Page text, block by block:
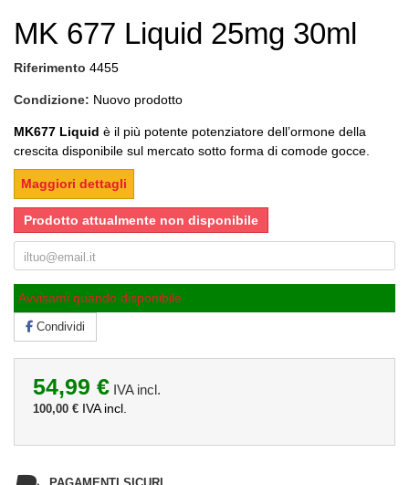
MK 677 Liquid 25mg 30ml
Riferimento 4455
Condizione: Nuovo prodotto
MK677 Liquid è il più potente potenziatore dell’ormone della
crescita disponibile sul mercato sotto forma di comode gocce.
Maggiori dettagli
Prodotto attualmente non disponibile
Avvisami quando disponibile
Condividi
54,99 € IVA incl.
100,00 € IVA incl.